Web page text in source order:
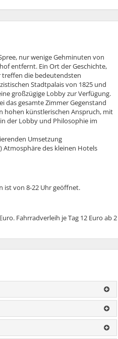
nur wenige Gehminuten von
entfernt. Ein Ort der Geschichte,
die bedeutendsten
Stadtpalais von 1825 und
großzügige Lobby zur Verfügung.
das gesamte Zimmer Gegenstand
hohen künstlerischen Anspruch, mit
der Lobby und Philosophie im
Umsetzung
Atmosphäre des kleinen Hotels
ist von 8-22 Uhr geöffnet.
Fahrradverleih je Tag 12 Euro ab 2